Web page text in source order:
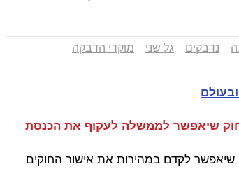
נדבקים גל שני מוקדי הדבקה
לקדם במהירות את אישור החוקים